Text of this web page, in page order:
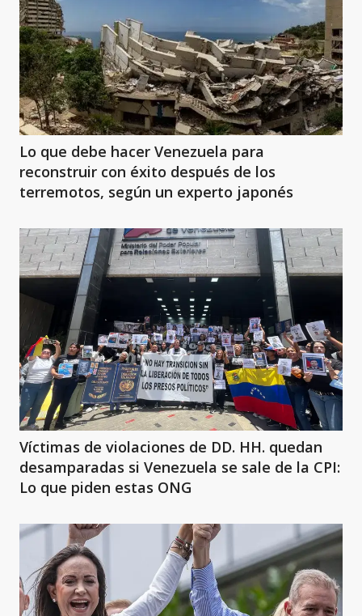
Lo que debe hacer Venezuela para
reconstruir con éxito después de los
terremotos, según un experto japonés
Víctimas de violaciones de DD. HH. quedan
desamparadas si Venezuela se sale de la CPI:
Lo que piden estas ONG